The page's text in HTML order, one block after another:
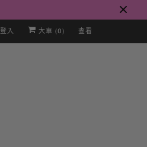
登入 大車 (0) 查看